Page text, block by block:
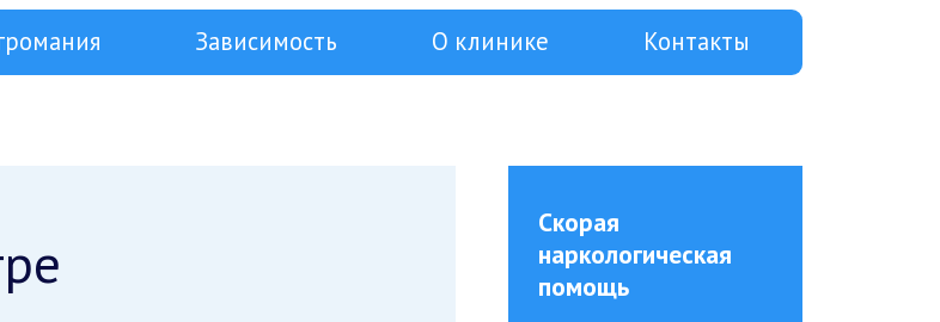
Зависимость О клинике Контакты
Скорая
наркологическая
помощь